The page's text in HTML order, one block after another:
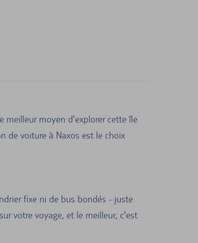
meilleur moyen d'explorer cette île
de voiture à Naxos est le choix
fixe ni de bus bondés - juste
votre voyage, et le meilleur, c'est